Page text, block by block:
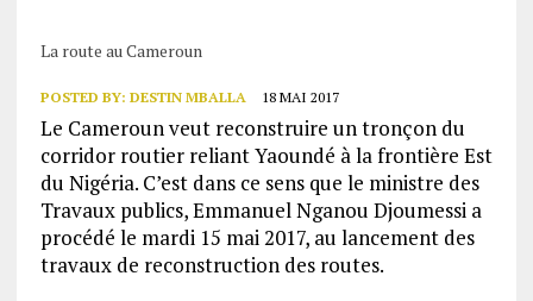
La route au Cameroun
POSTED BY: DESTIN MBALLA 18 MAI 2017
Le Cameroun veut reconstruire un tronçon du
corridor routier reliant Yaoundé à la frontière Est
du Nigéria. C’est dans ce sens que le ministre des
Travaux publics, Emmanuel Nganou Djoumessi a
procédé le mardi 15 mai 2017, au lancement des
travaux de reconstruction des routes.